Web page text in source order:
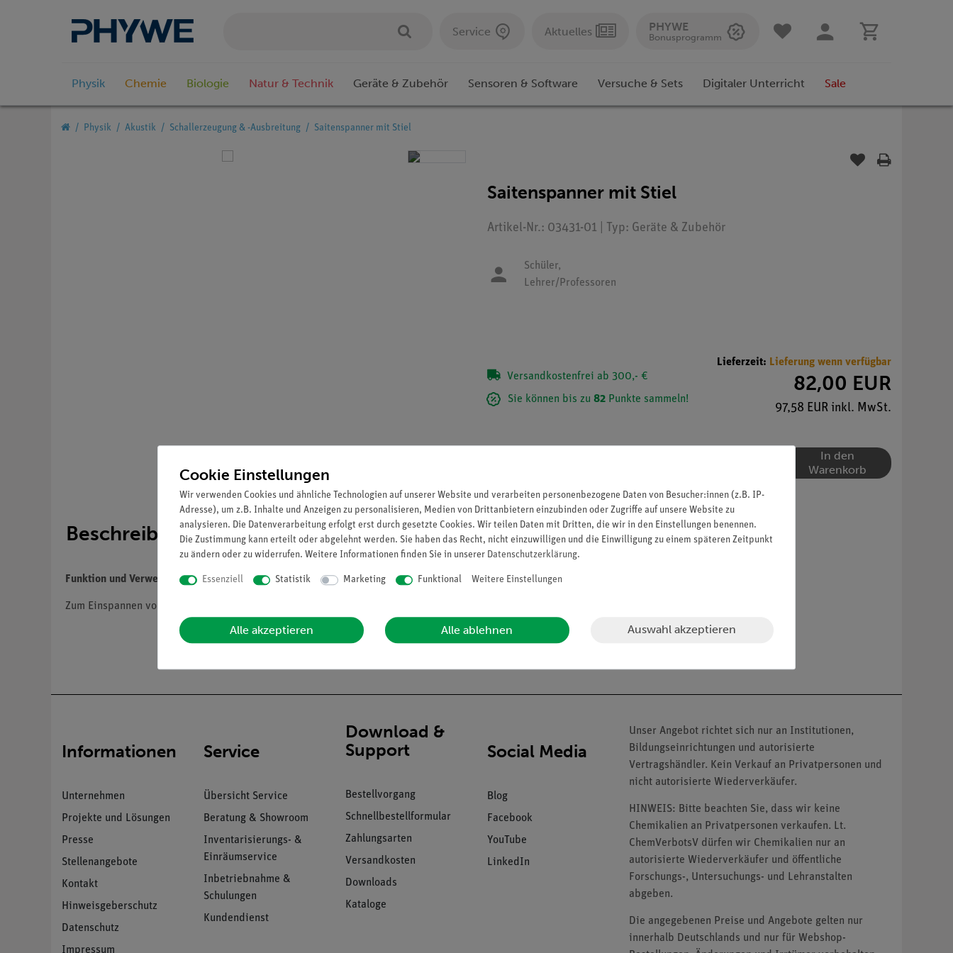
Service Aktuelles PHYWE
Bonusprogramm
Physik Chemie Biologie Natur & Technik Geräte & Zubehör Sensoren & Software Versuche & Sets Digitaler Unterricht Sale
Physik Akustik Schallerzeugung & -Ausbreitung Saitenspanner mit Stiel
Saitenspanner mit Stiel
Artikel-Nr.: 03431-01 | Typ: Geräte & Zubehör
Schüler,
Lehrer/Professoren
Versandkostenfrei ab 300,- €
Sie können bis zu 82 Punkte sammeln!
Lieferzeit: Lieferung wenn verfügbar
82,00 EUR
97,58 EUR inkl. MwSt.
In den
Warenkorb
Beschreibung
Funktion und Verwendung
Zum Einspannen von Saiten in Stativmaterial (z. B. Tischklemme PASS (02010.00)).
Informationen
Unternehmen
Projekte und Lösungen
Presse
Stellenangebote
Kontakt
Hinweisgeberschutz
Datenschutz
Impressum
Service
Übersicht Service
Beratung & Showroom
Inventarisierungs- &
Einräumservice
Inbetriebnahme &
Schulungen
Kundendienst
Download &
Support
Bestellvorgang
Schnellbestellformular
Zahlungsarten
Versandkosten
Downloads
Kataloge
Social Media
Blog
Facebook
YouTube
LinkedIn
Unser Angebot richtet sich nur an Institutionen,
Bildungseinrichtungen und autorisierte
Vertragshändler. Kein Verkauf an Privatpersonen und
nicht autorisierte Wiederverkäufer.
HINWEIS: Bitte beachten Sie, dass wir keine
Chemikalien an Privatpersonen verkaufen. Lt.
ChemVerbotsV dürfen wir Chemikalien nur an
autorisierte Wiederverkäufer und öffentliche
Forschungs-, Untersuchungs- und Lehranstalten
abgeben.
Die angegebenen Preise und Angebote gelten nur
innerhalb Deutschlands und nur für Webshop-
Cookie Einstellungen
Wir verwenden Cookies und ähnliche Technologien auf unserer Website und verarbeiten personenbezogene Daten von Besucher:innen (z.B. IP-
Adresse), um z.B. Inhalte und Anzeigen zu personalisieren, Medien von Drittanbietern einzubinden oder Zugriffe auf unsere Website zu
analysieren. Die Datenverarbeitung erfolgt erst durch gesetzte Cookies. Wir teilen Daten mit Dritten, die wir in den Einstellungen benennen.
Die Zustimmung kann erteilt oder abgelehnt werden. Sie haben das Recht, nicht einzuwilligen und die Einwilligung zu einem späteren Zeitpunkt
zu ändern oder zu widerrufen. Weitere Informationen finden Sie in unserer Daten­schutz­erklärung.
Essenziell Statistik Marketing Funktional Weitere Einstellungen
Alle akzeptieren Alle ablehnen Auswahl akzeptieren